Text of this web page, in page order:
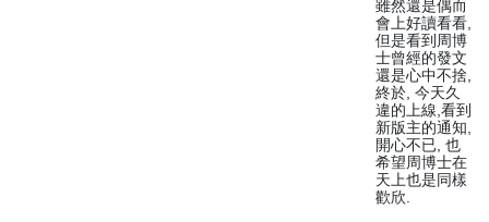
雖然還是偶而
會上好讀看看,
但是看到周博
士曾經的發文
還是心中不捨,
終於, 今天久
違的上線,看到
新版主的通知,
開心不已, 也
希望周博士在
天上也是同樣
歡欣.